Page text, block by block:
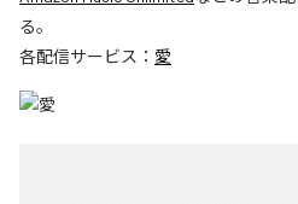
る。
各配信サービス： 愛